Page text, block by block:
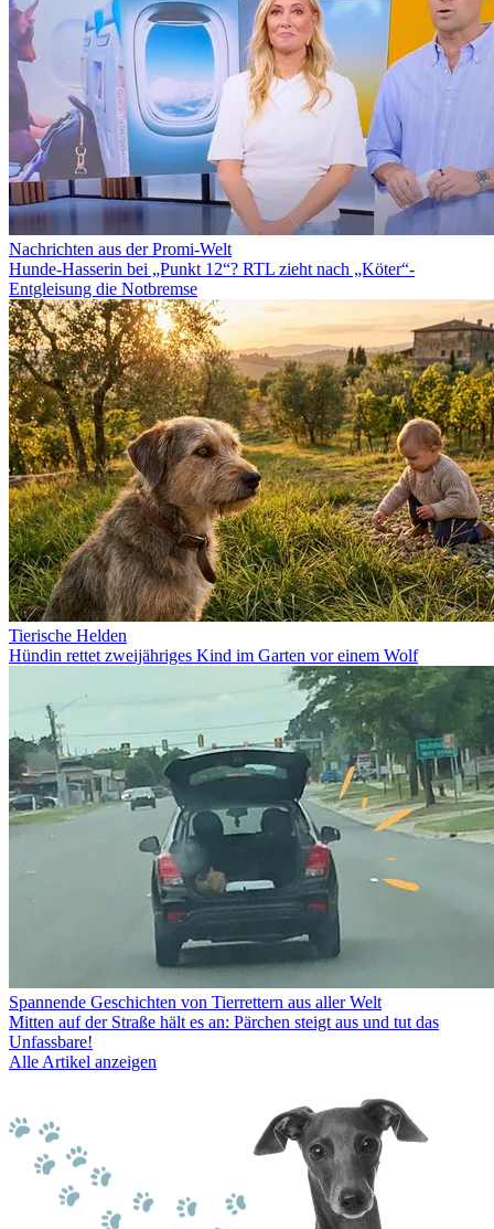
Nachrichten aus der Promi-Welt
Hunde-Hasserin bei „Punkt 12“? RTL zieht nach „Köter“-
Entgleisung die Notbremse
Tierische Helden
Hündin rettet zweijähriges Kind im Garten vor einem Wolf
Spannende Geschichten von Tierrettern aus aller Welt
Mitten auf der Straße hält es an: Pärchen steigt aus und tut das
Unfassbare!
Alle Artikel anzeigen